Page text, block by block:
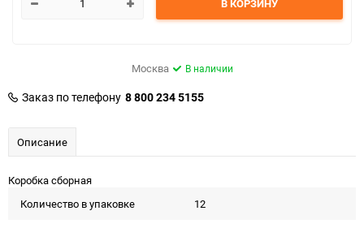
В КОРЗИНУ
Москва В наличии
Заказ по телефону 8 800 234 5155
Описание
Коробка сборная
Количество в упаковке
12